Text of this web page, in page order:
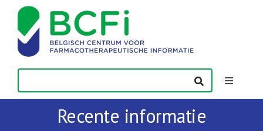
content
Toggle
Recente informatie